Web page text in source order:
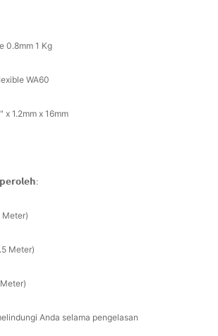
0.8mm 1 Kg
WA60
1.2mm x 16mm
Meter)
Meter)
Anda selama pengelasan